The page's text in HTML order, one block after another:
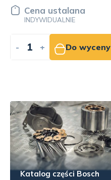
Cena ustalana
INDYWIDUALNIE
+ Do wyceny
Katalog części Bosch